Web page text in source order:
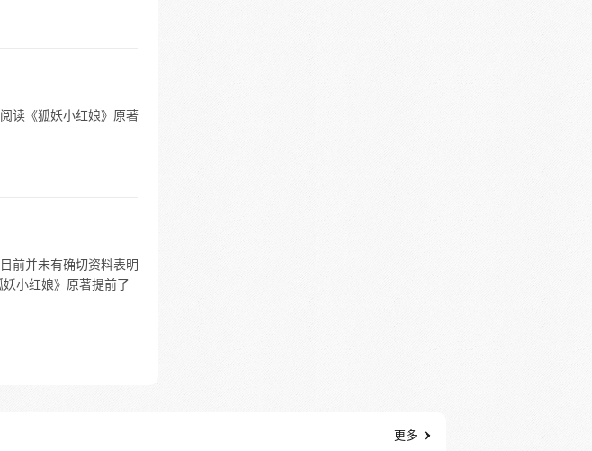
读《狐妖小红娘》原著
前并未有确切资料表明
小红娘》原著提前了
更多